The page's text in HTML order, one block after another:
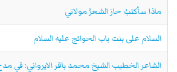
ماذا سأكتبُ حارَ الشعرُ مولاتي
السلام على بنت باب الحوائج عليه السلام
الشاعر الخطيب الشيخ محمد باقر الايرواني: في